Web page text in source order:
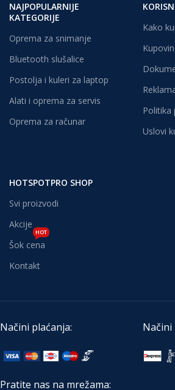
NAJPOPULARNIJE
KATEGORIJE
Oprema za snimanje
Bluetooth slušalice
Postolja i kuleri za laptop
Alati i oprema za servis
Oprema za računar
Kako
Politika
Uslovi
HOTSPOTPRO SHOP
Svi proizvodi
Akcije
Šok cena
HOT
Kontakt
Načini plaćanja: Načini
Pratite nas na mrežama: